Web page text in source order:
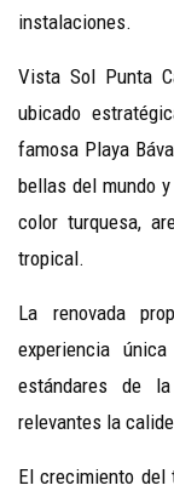
instalaciones.
Vista Sol Punta
ubicado
famosa Playa
bellas del mundo
color turquesa,
tropical.
La renovada
experiencia
estándares de
relevantes la
El crecimiento del